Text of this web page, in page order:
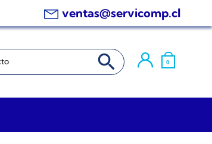
ventas@servicomp.cl
BOTÓN DE BÚSQUEDA
0